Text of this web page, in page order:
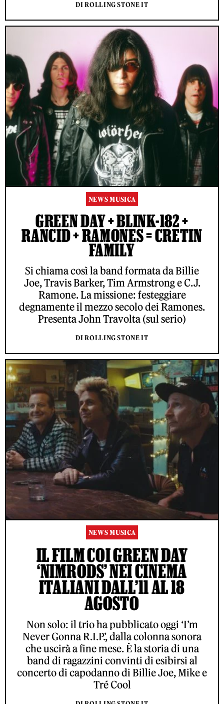
DI ROLLING STONE IT
NEWS MUSICA
GREEN DAY + BLINK-182 +
RANCID + RAMONES = CRETIN
FAMILY
Si chiama così la band formata da Billie
Joe, Travis Barker, Tim Armstrong e C.J.
Ramone. La missione: festeggiare
degnamente il mezzo secolo dei Ramones.
Presenta John Travolta (sul serio)
DI ROLLING STONE IT
NEWS MUSICA
IL FILM COI GREEN DAY
‘NIMRODS’ NEI CINEMA
ITALIANI DALL’11 AL 18
AGOSTO
Non solo: il trio ha pubblicato oggi ‘I’m
Never Gonna R.I.P.’, dalla colonna sonora
che uscirà a fine mese. È la storia di una
band di ragazzini convinti di esibirsi al
concerto di capodanno di Billie Joe, Mike e
Tré Cool